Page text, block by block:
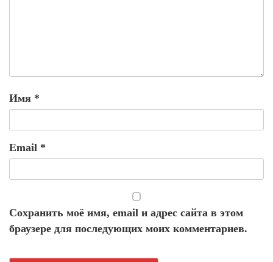
Имя *
Email *
Сохранить моё имя, email и адрес сайта в этом
браузере для последующих моих комментариев.